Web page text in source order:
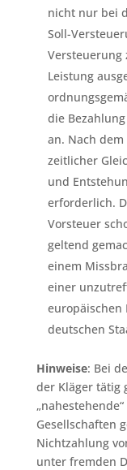
nicht nur bei
Soll-
Versteuerung
Leistung
die
an. Nach dem
zeitlicher
und
erforderlich.
Vorsteuer
geltend
einem
einer
deutschen
Hinweise: Bei
der Kläger tätig
„nahestehende“
Gesellschaften
Nichtzahlung
unter fremden